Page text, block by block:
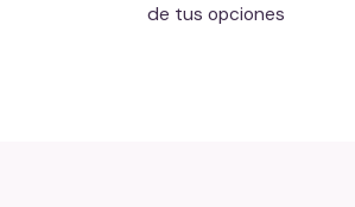
de tus opciones